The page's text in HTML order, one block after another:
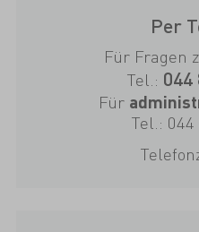
Per
Für Fragen
Tel.: 044
Für
Tel.: 044